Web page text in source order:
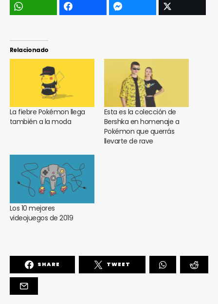
Relacionado
La fiebre Pokémon llega
también a la moda
Esta es la colección de
Bershka en homenaje a
Pokémon que querrás
llevarte de rave
Los 10 mejores
videojuegos de 2019
SHARE TWEET